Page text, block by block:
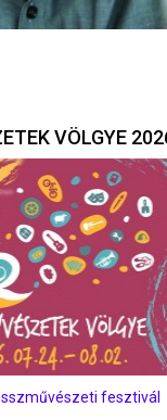
VÖLGYE
fesztivál